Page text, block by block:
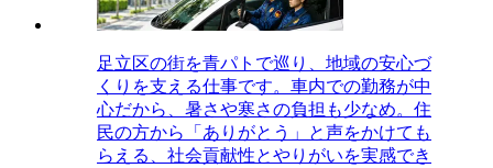
足立区の街を青パトで巡り、地域の安心づ
くりを支える仕事です。車内での勤務が中
心だから、暑さや寒さの負担も少なめ。住
民の方から「ありがとう」と声をかけても
らえる、社会貢献性とやりがいを実感でき